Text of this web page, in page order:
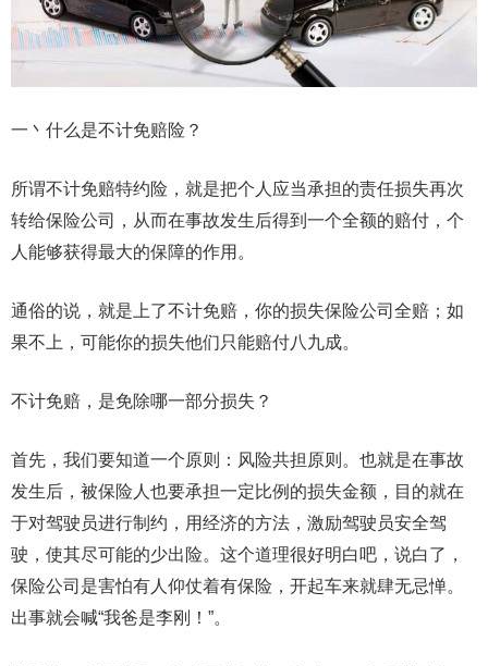
一丶什么是不计免赔险？
所谓不计免赔特约险，就是把个人应当承担的责任损失再次
转给保险公司，从而在事故发生后得到一个全额的赔付，个
人能够获得最大的保障的作用。
通俗的说，就是上了不计免赔，你的损失保险公司全赔；如
果不上，可能你的损失他们只能赔付八九成。
不计免赔，是免除哪一部分损失？
首先，我们要知道一个原则：风险共担原则。也就是在事故
发生后，被保险人也要承担一定比例的损失金额，目的就在
于对驾驶员进行制约，用经济的方法，激励驾驶员安全驾
驶，使其尽可能的少出险。这个道理很好明白吧，说白了，
保险公司是害怕有人仰仗着有保险，开起车来就肆无忌惮。
出事就会喊“我爸是李刚！”。